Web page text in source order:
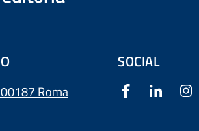
00187 Roma
SOCIAL